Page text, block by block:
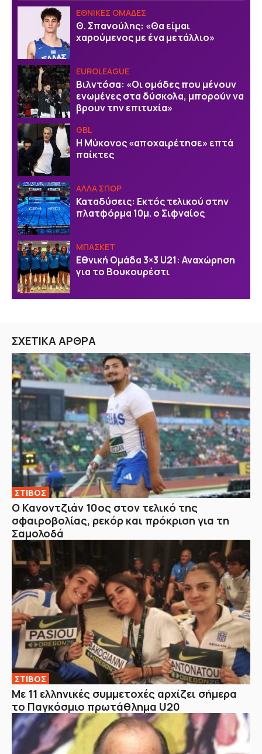
EΘΝΙΚΕΣ OΜΑΔΕΣ
Θ. Σπανούλης: «Θα είμαι
χαρούμενος με ένα μετάλλιο»
EUROLEAGUE
Bιλντόσα: «Oι ομάδες που μένουν
ενωμένες στα δύσκολα, μπορούν να
βρουν την επιτυχία»
GBL
Η Μύκονος «αποχαιρέτησε» επτά
παίκτες
ΑΛΛΑ ΣΠΟΡ
Καταδύσεις: Εκτός τελικού στην
πλατφόρμα 10μ. ο Σιφναίος
ΜΠΑΣΚΕΤ
Εθνική Ομάδα 3×3 U21: Αναχώρηση
για το Βουκουρέστι
ΣΧΕΤΙΚΑ ΑΡΘΡΑ
ΣΤΙΒΟΣ
Ο Κανοντζιάν 10ος στον τελικό της
σφαιροβολίας, ρεκόρ και πρόκριση για τη
Σαμολοδά
ΣΤΙΒΟΣ
Με 11 ελληνικές συμμετοχές αρχίζει σήμερα
το Παγκόσμιο πρωτάθλημα U20